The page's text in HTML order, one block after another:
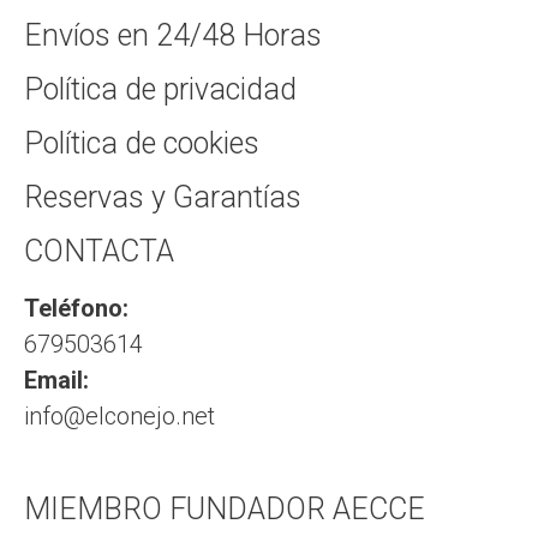
Envíos en 24/48 Horas
Política de privacidad
Política de cookies
Reservas y Garantías
CONTACTA
Teléfono:
679503614
Email:
info@elconejo.net
MIEMBRO FUNDADOR AECCE